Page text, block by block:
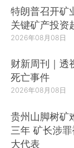
特朗普召开矿
关键矿产投资
2026年08月08日
财新周刊｜透
死亡事件
2026年08月08日
贵州山脚树矿
三年 矿长涉
大代表